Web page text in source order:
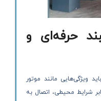
حرفه‌ای و
ویژگی‌هایی مانند موتور
شرایط محیطی، اتصال به